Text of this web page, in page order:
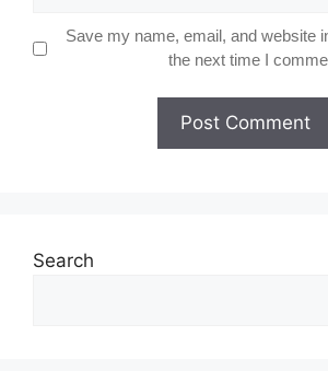
Save my name, email, and website
the next time I
Search